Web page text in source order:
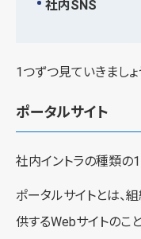
社内SNS
1つずつ見ていきましょ
ポータルサイト
社内イントラの種類の1
ポータルサイトとは、
供するWebサイトのこと